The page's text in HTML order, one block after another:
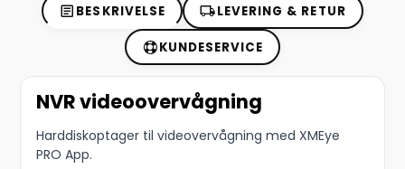
BESKRIVELSE LEVERING & RETUR
KUNDESERVICE
NVR videoovervågning
Harddiskoptager til videovervågning med XMEye
PRO App.